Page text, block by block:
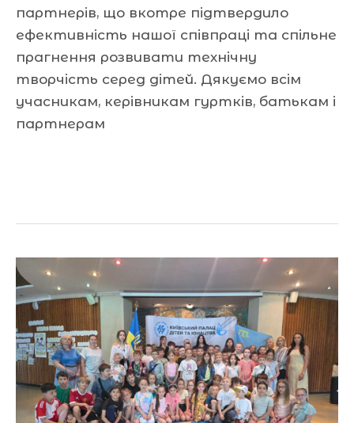
партнерів, що вкотре підтвердило
ефективність нашої співпраці та спільне
прагнення розвивати технічну
творчість серед дітей. Дякуємо всім
учасникам, керівникам гуртків, батькам і
партнерам
Днем
кримськотатарського
прапора!